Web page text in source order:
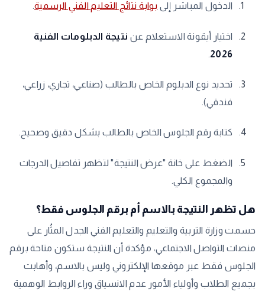
​الدخول المباشر إلى بوابة نتائج التعليم الفني الرسمية.
​اختيار أيقونة الاستعلام عن نتيجة الدبلومات الفنية
2026
.
​تحديد نوع الدبلوم الخاص بالطالب (صناعي، تجاري، زراعي،
فندقي).
​كتابة رقم الجلوس الخاص بالطالب بشكل دقيق وصحيح.
​الضغط على خانة "عرض النتيجة" لتظهر تفاصيل الدرجات
والمجموع الكلي.
​هل تظهر النتيجة بالاسم أم برقم الجلوس فقط؟
​حسمت وزارة التربية والتعليم والتعليم الفني الجدل المثُار على
منصات التواصل الاجتماعي، مؤكدة أن النتيجة ستكون متاحة برقم
الجلوس فقط عبر موقعها الإلكتروني وليس بالاسم، وأهابت
بجميع الطلاب وأولياء الأمور عدم الانسياق وراء الروابط الوهمية